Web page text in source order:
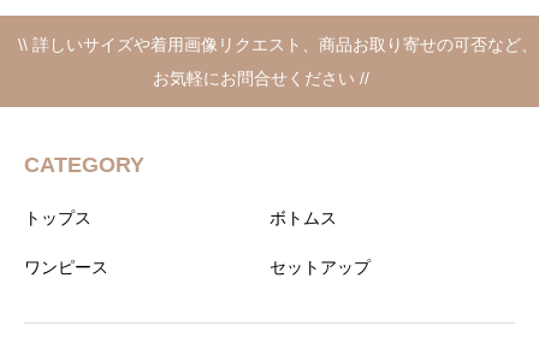
\\ 詳しいサイズや着用画像リクエスト、商品お取り寄せの可否など、
お気軽にお問合せください //
CATEGORY
トップス ボトムス
ワンピース セットアップ